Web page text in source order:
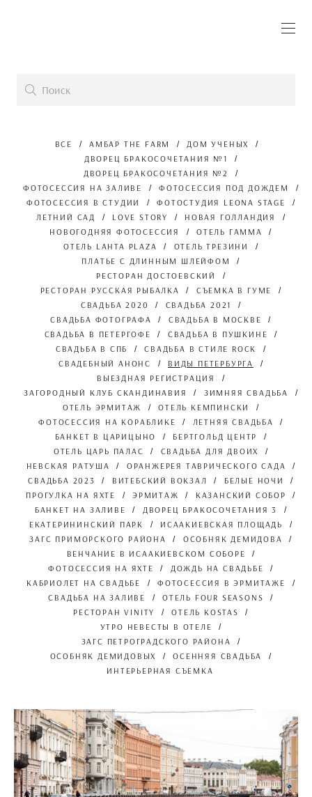
ВСЕ АМБАР THE FARM
ДОМ УЧЕНЫХ
ДВОРЕЦ БРАКОСОЧЕТАНИЯ №1
ДВОРЕЦ БРАКОСОЧЕТАНИЯ №2
ФОТОСЕССИЯ НА ЗАЛИВЕ
ФОТОСЕССИЯ ПОД ДОЖДЕМ
ФОТОСЕССИЯ В СТУДИИ
ФОТОСТУДИЯ LEONA STAGE
ЛЕТНИЙ САД
LOVE STORY
НОВАЯ ГОЛЛАНДИЯ
НОВОГОДНЯЯ ФОТОСЕССИЯ
ОТЕЛЬ ГАММА
ОТЕЛЬ LAHTA PLAZA
ОТЕЛЬ ТРЕЗИНИ
ПЛАТЬЕ С ДЛИННЫМ ШЛЕЙФОМ
РЕСТОРАН ДОСТОЕВСКИЙ
РЕСТОРАН РУССКАЯ РЫБАЛКА
СЪЕМКА В ГУМЕ
СВАДЬБА 2020
СВАДЬБА 2021
СВАДЬБА ФОТОГРАФА
СВАДЬБА В МОСКВЕ
СВАДЬБА В ПЕТЕРГОФЕ
СВАДЬБА В ПУШКИНЕ
СВАДЬБА В СПБ
СВАДЬБА В СТИЛЕ ROCK
СВАДЕБНЫЙ АНОНС
ВИДЫ ПЕТЕРБУРГА
ВЫЕЗДНАЯ РЕГИСТРАЦИЯ
ЗАГОРОДНЫЙ КЛУБ СКАНДИНАВИЯ
ЗИМНЯЯ СВАДЬБА
ОТЕЛЬ ЭРМИТАЖ
ОТЕЛЬ КЕМПИНСКИ
ФОТОСЕССИЯ НА КОРАБЛИКЕ
ЛЕТНЯЯ СВАДЬБА
БАНКЕТ В ЦАРИЦЫНО
БЕРТГОЛЬД ЦЕНТР
ОТЕЛЬ ЦАРЬ ПАЛАС
СВАДЬБА ДЛЯ ДВОИХ
НЕВСКАЯ РАТУША
ОРАНЖЕРЕЯ ТАВРИЧЕСКОГО САДА
СВАДЬБА 2023
ВИТЕБСКИЙ ВОКЗАЛ
БЕЛЫЕ НОЧИ
ПРОГУЛКА НА ЯХТЕ
ЭРМИТАЖ
КАЗАНСКИЙ СОБОР
БАНКЕТ НА ЗАЛИВЕ
ДВОРЕЦ БРАКОСОЧЕТАНИЯ 3
ЕКАТЕРИНИНСКИЙ ПАРК
ИСААКИЕВСКАЯ ПЛОЩАДЬ
ЗАГС ПРИМОРСКОГО РАЙОНА
ОСОБНЯК ДЕМИДОВА
ВЕНЧАНИЕ В ИСААКИЕВСКОМ СОБОРЕ
ФОТОСЕССИЯ НА ЯХТЕ
ДОЖДЬ НА СВАДЬБЕ
КАБРИОЛЕТ НА СВАДЬБЕ
ФОТОСЕССИЯ В ЭРМИТАЖЕ
СВАДЬБА НА ЗАЛИВЕ
ОТЕЛЬ FOUR SEASONS
РЕСТОРАН VINITY
ОТЕЛЬ KOSTAS
УТРО НЕВЕСТЫ В ОТЕЛЕ
ЗАГС ПЕТРОГРАДСКОГО РАЙОНА
ОСОБНЯК ДЕМИДОВЫХ
ОСЕННЯЯ СВАДЬБА
ИНТЕРЬЕРНАЯ СЪЕМКА